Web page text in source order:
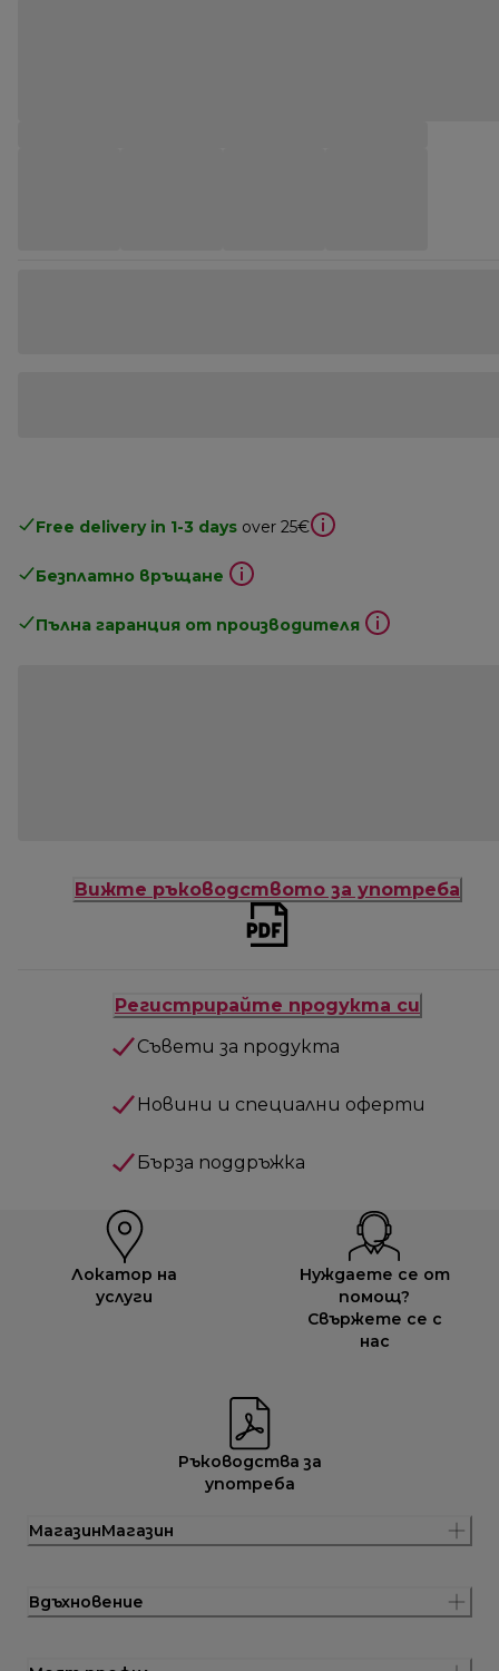
Free delivery in 1-3 days over 25€
Безплатно връщане
Пълна гаранция от производителя
Вижте ръководството за употреба
Регистрирайте продукта си
Съвети за продукта
Новини и специални оферти
Бърза поддръжка
Локатор на
услуги
Нуждаете се от
помощ?
Свържете се с
нас
Ръководства за
употреба
МагазинМагазин
Вдъхновение